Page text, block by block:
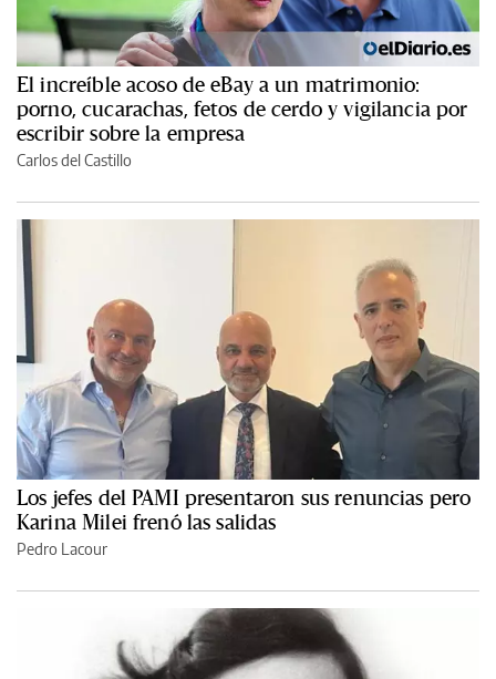
El increíble acoso de eBay a un matrimonio:
porno, cucarachas, fetos de cerdo y vigilancia por
escribir sobre la empresa
Carlos del Castillo
Los jefes del PAMI presentaron sus renuncias pero
Karina Milei frenó las salidas
Pedro Lacour